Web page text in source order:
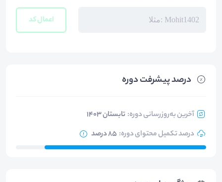
درصد پیشرفت دوره
آخرین به‌روزرسانی دوره: تابستان 1403
درصد تکمیل محتوای دوره: 85 درصد
اعمال کد